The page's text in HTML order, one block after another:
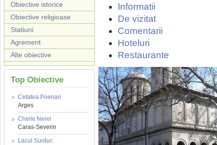
Obiective istorice
Obiective religioase
Statiuni
Agrement
Alte obiective
Top Obiective
Cetatea Poenari
Arges
Cheile Nerei
Caras-Severin
Lacul Surduc
Informatii
De vizitat
Comentarii
Hoteluri
Restaurante